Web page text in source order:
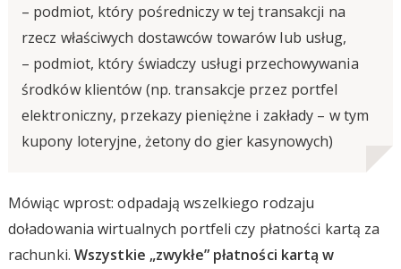
– podmiot, który pośredniczy w tej transakcji na
rzecz właściwych dostawców towarów lub usług,
– podmiot, który świadczy usługi przechowywania
środków klientów (np. transakcje przez portfel
elektroniczny, przekazy pieniężne i zakłady – w tym
kupony loteryjne, żetony do gier kasynowych)
Mówiąc wprost: odpadają wszelkiego rodzaju
doładowania wirtualnych portfeli czy płatności kartą za
rachunki. Wszystkie „zwykłe” płatności kartą w